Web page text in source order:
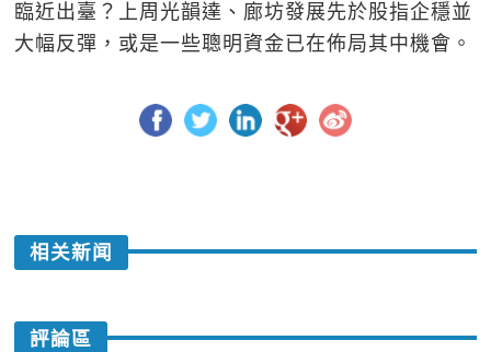
臨近出臺？上周光韻達、廊坊發展先於股指企穩並
大幅反彈，或是一些聰明資金已在佈局其中機會。
相关新闻
評論區